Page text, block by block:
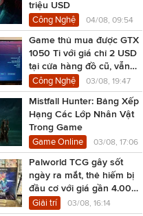
triệu USD
Công Nghệ 04/08, 09:54
Game thủ mua được GTX
1050 Ti với giá chỉ 2 USD
tại cửa hàng đồ cũ, vẫn
chạy Cyberpunk 2077
Công Nghệ 03/08, 19:47
Mistfall Hunter: Bảng Xếp
Hạng Các Lớp Nhân Vật
Trong Game
Game Online 03/08, 17:06
Palworld TCG gây sốt
ngày ra mắt, thẻ hiếm bị
đầu cơ với giá gần 4.000
USD
Giải trí 03/08, 16:14